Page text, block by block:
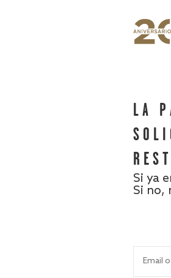
LA
Si ya
Si no,